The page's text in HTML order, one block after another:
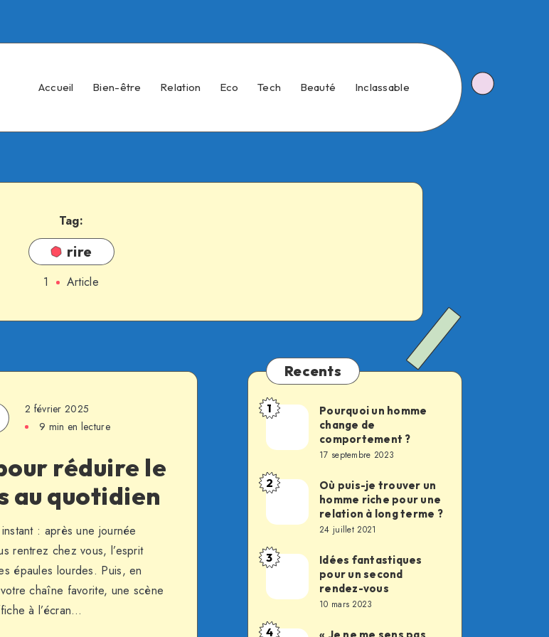
Accueil Bien-être Relation Eco Tech Beauté Inclassable
Tag:
rire
1 Article
2 février 2025
9 min en lecture
réduire le
au quotidien
: après une journée
rentrez chez vous, l’esprit
épaules lourdes. Puis, en
chaîne favorite, une scène
à l’écran…
Recents
Pourquoi
homme
change
de
comportement
1
Pourquoi un homme
change de
comportement ?
17 septembre 2023
Où
je
trouver
un
homme
pour
2
Où puis-je trouver un
homme riche pour une
relation à long terme ?
24 juillet 2021
Idées
fantastiques
pour
un
3
Idées fantastiques
pour un second
rendez-vous
10 mars 2023
4